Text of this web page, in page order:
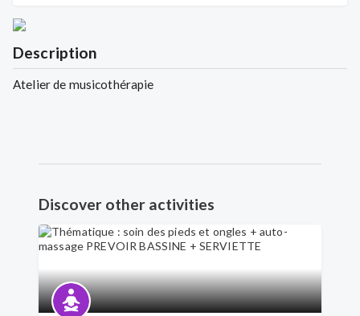
Description
Atelier de musicothérapie
Discover other activities